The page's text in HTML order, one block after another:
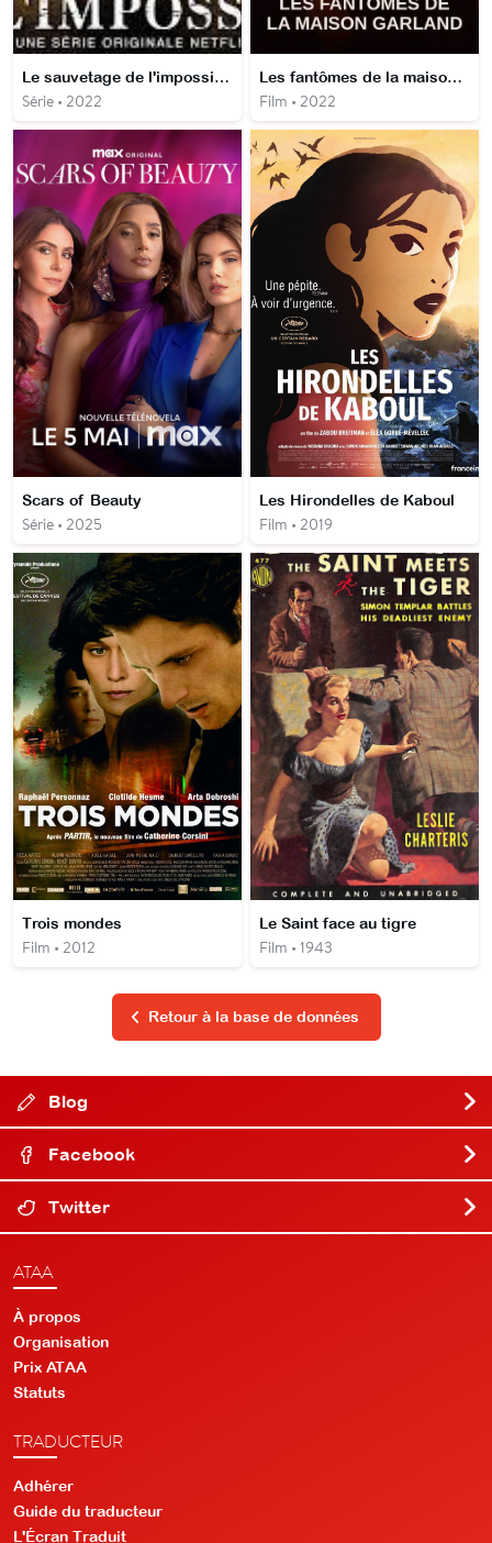
Le sauvetage de l'impossible
Série • 2022
Les fantômes de la maison Garland
Film • 2022
Scars of Beauty
Série • 2025
Les Hirondelles de Kaboul
Film • 2019
Trois mondes
Film • 2012
Le Saint face au tigre
Film • 1943
Retour à la base de données
Blog
Facebook
Twitter
ATAA
À propos
Organisation
Prix ATAA
Statuts
TRADUCTEUR
Adhérer
Guide du traducteur
L'Écran Traduit